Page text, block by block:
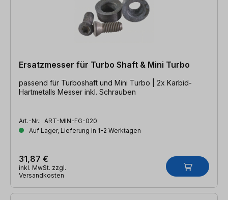
Ersatzmesser für Turbo Shaft & Mini Turbo
passend für Turboshaft und Mini Turbo | 2x Karbid-
Hartmetalls Messer inkl. Schrauben
Art.-Nr.: ART-MIN-FG-020
Auf Lager, Lieferung in 1-2 Werktagen
31,87 €
inkl. MwSt. zzgl.
Versandkosten